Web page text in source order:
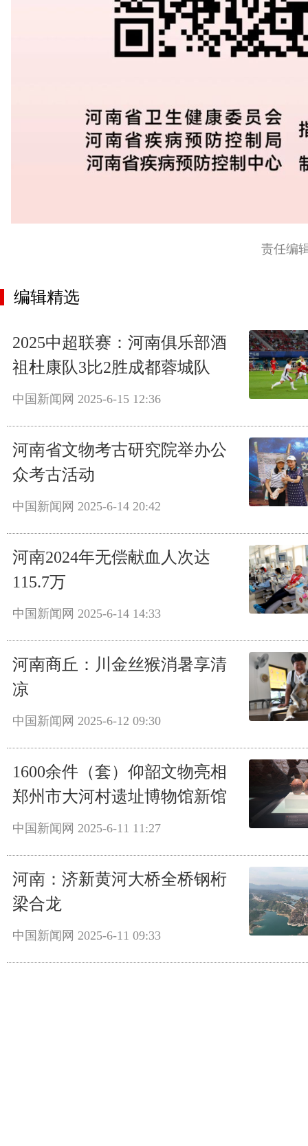
责任编
编辑精选
2025中超联赛：河南俱乐部酒
祖杜康队3比2胜成都蓉城队
中国新闻网 2025-6-15 12:36
河南省文物考古研究院举办公
众考古活动
中国新闻网 2025-6-14 20:42
河南2024年无偿献血人次达
115.7万
中国新闻网 2025-6-14 14:33
河南商丘：川金丝猴消暑享清
凉
中国新闻网 2025-6-12 09:30
1600余件（套）仰韶文物亮相
郑州市大河村遗址博物馆新馆
中国新闻网 2025-6-11 11:27
河南：济新黄河大桥全桥钢桁
梁合龙
中国新闻网 2025-6-11 09:33